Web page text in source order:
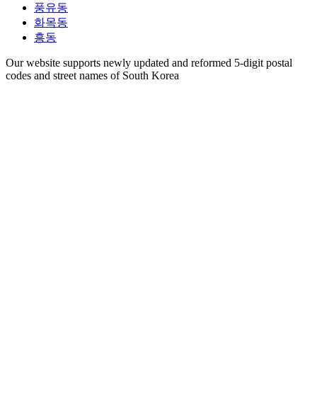
풍유동
화목동
흥동
Our website supports newly updated and reformed 5-digit postal
codes and street names of South Korea